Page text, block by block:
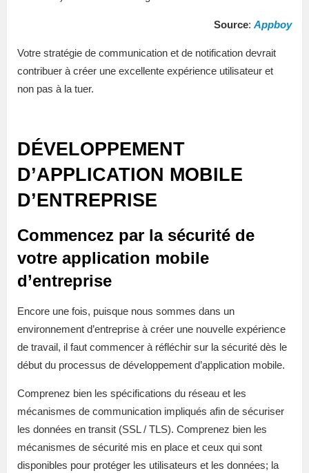
Source: Appboy
Votre stratégie de communication et de notification devrait
contribuer à créer une excellente expérience utilisateur et
non pas à la tuer.
DÉVELOPPEMENT
D’APPLICATION MOBILE
D’ENTREPRISE
Commencez par la sécurité de
votre application mobile
d’entreprise
Encore une fois, puisque nous sommes dans un
environnement d’entreprise à créer une nouvelle expérience
de travail, il faut commencer à réfléchir sur la sécurité dès le
début du processus de développement d’application mobile.
Comprenez bien les spécifications du réseau et les
mécanismes de communication impliqués afin de sécuriser
les données en transit (SSL / TLS). Comprenez bien les
mécanismes de sécurité mis en place et ceux qui sont
disponibles pour protéger les utilisateurs et les données; la